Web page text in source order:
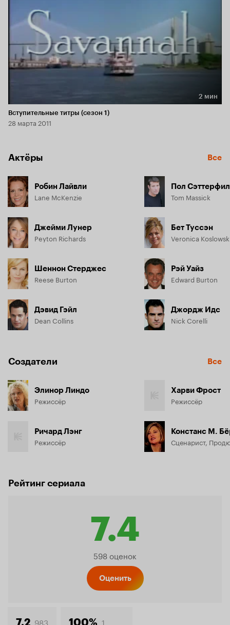
Длительность 2 мин
2 мин
Вступительные титры (сезон 1)
28 марта 2011
Актёры Все
Робин Лайвли
Lane McKenzie
Джейми Лунер
Peyton Richards
Шеннон Стерджес
Reese Burton
Дэвид Гэйл
Dean Collins
Пол
Tom Massick
Бет Туссэн
Veronica
Рэй Уайз
Edward Burton
Джордж Идс
Nick Corelli
Создатели Все
Элинор Линдо
Режиссёр
Ричард Лэнг
Режиссёр
Харви Фрост
Режиссёр
Констанс М.
Сценарист,
Рейтинг сериала
7.4
Рейтинг
598 оценок
Оценить
7.2 983 100% 1